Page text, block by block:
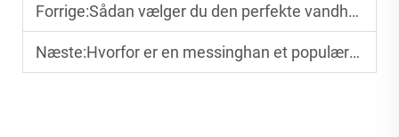
Forrige:Sådan vælger du den perfekte vandhane til et moderne badeværelse
Næste:Hvorfor er en messinghan et populært valg i moderne badeværelser?